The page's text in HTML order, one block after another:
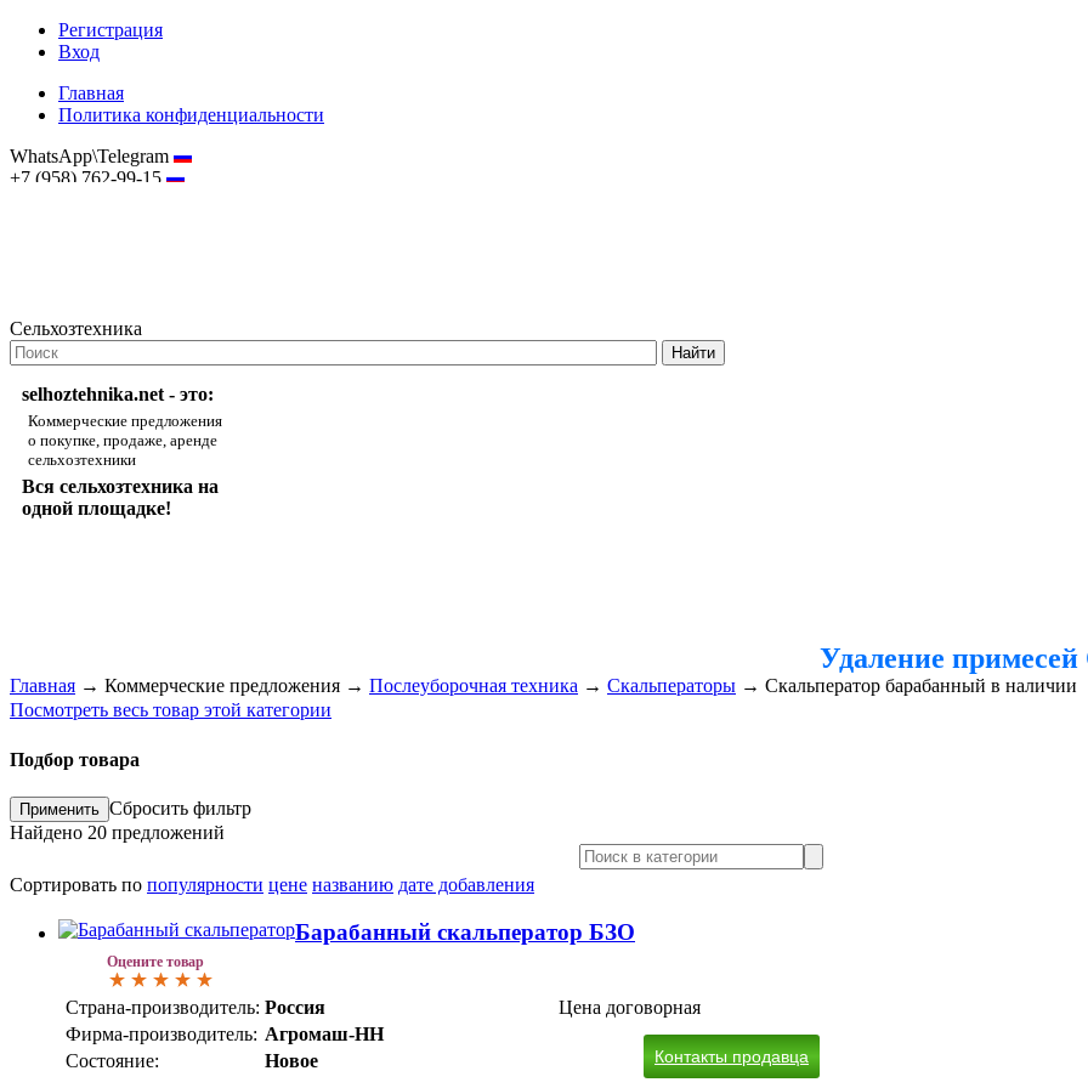
Регистрация
Вход
Главная
Политика конфиденциальности
WhatsApp\Telegram
+7 (958) 762-99-15
Сельхозтехника
selhoztehnika.net - это:
Коммерческие предложения
о покупке, продаже, аренде
сельхозтехники
Вся сельхозтехника на
одной площадке!
Удаление
Главная → Коммерческие предложения → Послеуборочная техника → Скальператоры → Скальператор барабанный в наличии
Посмотреть весь товар этой категории
Подбор товара
Сбросить фильтр
Найдено 20 предложений
Сортировать по популярности цене названию дате добавления
Оцените товар
Барабанный скальператор БЗО
Страна-производитель: Россия
Фирма-производитель: Агромаш-НН
Состояние:
Новое
Цена договорная
Контакты продавца